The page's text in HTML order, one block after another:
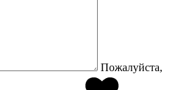
Пожалуйста,